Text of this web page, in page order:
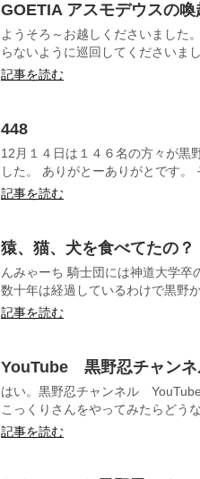
GOETIA アスモデウスの喚
ようそろ～お越しくださいました
らないように巡回してくださいま
記事を読む
448
12月１４日は１４６名の方々が黒
した。 ありがとーありがとです。
記事を読む
猿、猫、犬を食べてたの？
んみゃーち 騎士団には神道大学卒
数十年は経過しているわけで黒野
記事を読む
YouTube 黒野忍チャンネ
はい。黒野忍チャンネル
こっくりさんをやってみたらどう
記事を読む